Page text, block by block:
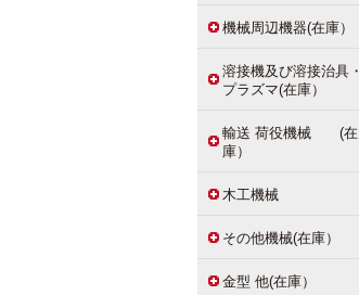
機械周辺機器(在庫）
溶接機及び溶接治具・
プラズマ(在庫）
輸送 荷役機械 (在
庫）
木工機械
その他機械(在庫）
金型 他(在庫）